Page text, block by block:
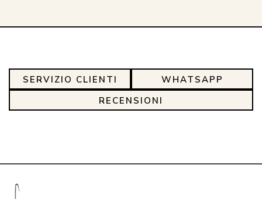
SERVIZIO CLIENTI
WHATSAPP
RECENSIONI